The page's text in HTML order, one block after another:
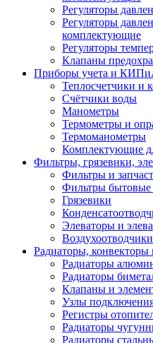
Регуляторы
Регуляторы
комплектующие
Регуляторы
Клапаны
Приборы учета и
Теплосчетчики и
Счётчики воды
Манометры
Термометры и
Термоманометры
Комплектующие
Фильтры, грязевики,
Фильтры и
Фильтры
Грязевики
Элеваторы и
Воздухоотводчики
Радиаторы,
Радиаторы
Радиаторы
Клапаны и
Узлы
Регистры
Радиаторы
Радиаторы